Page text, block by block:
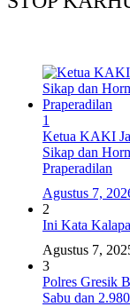
1
Ketua KAKI
Sikap dan
Praperadilan
Agustus 7,
2
Ini Kata
Agustus 7,
3
Polres Gresik
Sabu dan